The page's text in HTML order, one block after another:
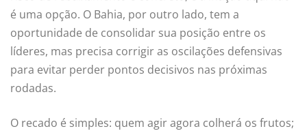
é uma opção. O Bahia, por outro lado, tem a
oportunidade de consolidar sua posição entre os
líderes, mas precisa corrigir as oscilações defensivas
para evitar perder pontos decisivos nas próximas
rodadas.
O recado é simples: quem agir agora colherá os frutos;